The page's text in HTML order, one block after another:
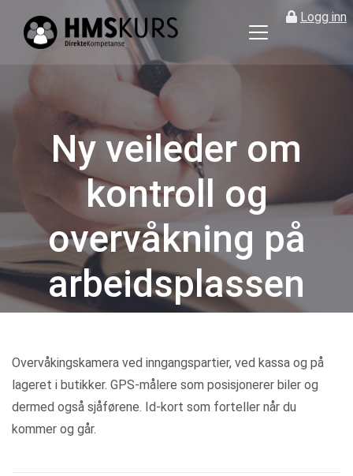
Logg inn
ledere
og
verneombud
Ny veileder om
kontroll og
overvåkning på
arbeidsplassen
Overvåkingskamera ved inngangspartier, ved kassa og på
lageret i butikker. GPS-målere som posisjonerer biler og
dermed også sjåførene. Id-kort som forteller når du
kommer og går.